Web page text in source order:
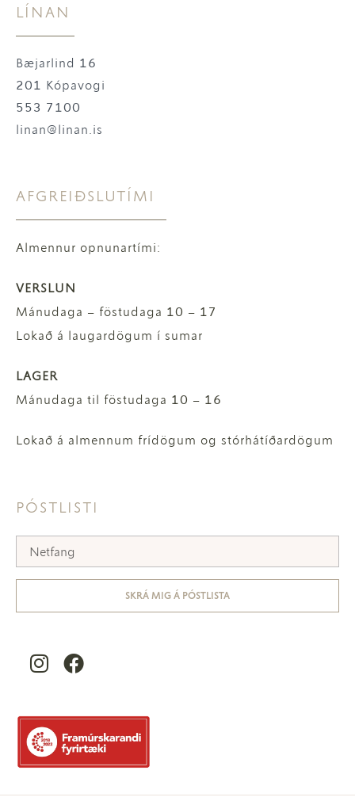
LÍNAN
Bæjarlind 16
201 Kópavogi
553 7100
linan@linan.is
AFGREIÐSLUTÍMI
Almennur opnunartími:
VERSLUN
Mánudaga – föstudaga 10 – 17
Lokað á laugardögum í sumar
LAGER
Mánudaga til föstudaga 10 – 16
Lokað á almennum frídögum og stórhátíðardögum
PÓSTLISTI
SKRÁ MIG Á PÓSTLISTA